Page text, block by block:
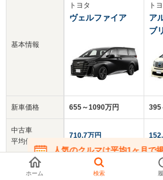
基本情報
新車価格
中古車
平均価格
クチコミ
総合評価
トヨタ
ヴェルファイア
655～1090万円
710.7万円
ト
ア
ブ
395
4.1
人気のクルマは平均1ヶ月で
在庫が無くなる前にお問い合わせ
ホーム 検索